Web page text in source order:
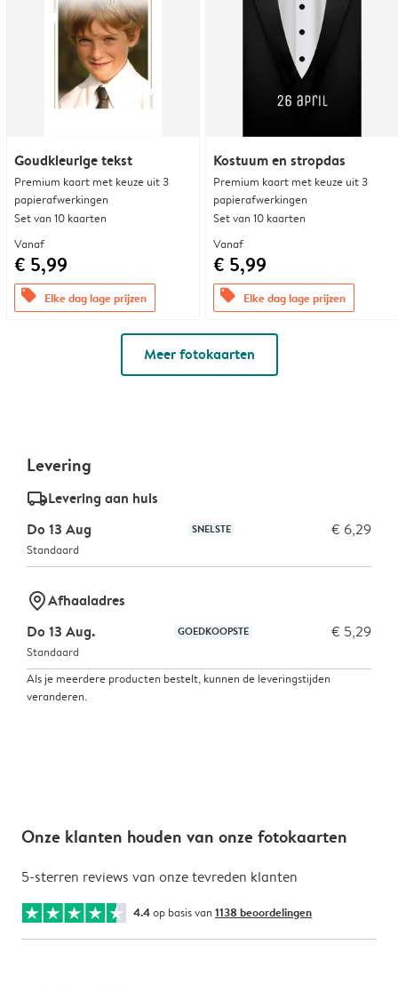
Goudkleurige tekst
Premium kaart met keuze uit 3
papierafwerkingen
Set van 10 kaarten
Vanaf
€ 5,99
offers Elke dag lage prijzen
Kostuum en stropdas
Premium kaart met keuze uit 3
papierafwerkingen
Set van 10 kaarten
Vanaf
€ 5,99
offers Elke dag lage prijzen
Meer fotokaarten
Levering
delivery_standard_v2Levering aan huis
Do 13 Aug
SNELSTE € 6,29
Standaard
marker-pinAfhaaladres
Do 13 Aug.
GOEDKOOPSTE € 5,29
Standaard
Als je meerdere producten bestelt, kunnen de leveringstijden
veranderen.
Onze klanten houden van onze fotokaarten
5-sterren reviews van onze tevreden klanten
4.4op basis van 1138 beoordelingen